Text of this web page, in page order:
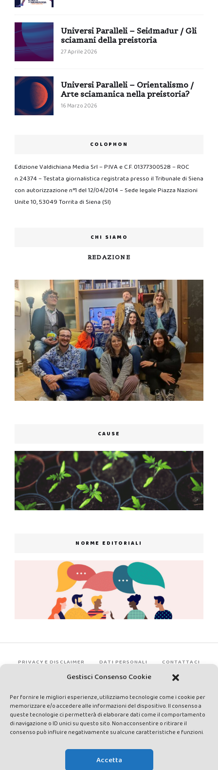
Gestisci Consenso Cookie
Per fornire le migliori esperienze, utilizziamo tecnologie come i cookie per
memorizzare e/o accedere alle informazioni del dispositivo. Il consenso a
queste tecnologie ci permetterà di elaborare dati come il comportamento
di navigazione o ID unici su questo sito. Non acconsentire o ritirare il
consenso può influire negativamente su alcune caratteristiche e funzioni.
Accetta
Universi Paralleli – Seiđmađur / Gli
sciamani della preistoria
27 Aprile 2026
Universi Paralleli – Orientalismo /
Arte sciamanica nella preistoria?
16 Marzo 2026
COLOPHON
Edizione Valdichiana Media Srl – P.IVA e C.F. 01377300528 – ROC
n.24374 – Testata giornalistica registrata presso il Tribunale di Siena
con autorizzazione n°1 del 12/04/2014 – Sede legale Piazza Nazioni
Unite 10, 53049 Torrita di Siena (SI)
CHI SIAMO
REDAZIONE
CAUSE
NORME EDITORIALI
PRIVACY E DISCLAIMER DATI PERSONALI CONTATTACI
rights reserved - Testata registrata presso il Tribunale di Siena con
autorizzazione n°1 del 12/04/2014 - Direttrice Responsabile: Chiara